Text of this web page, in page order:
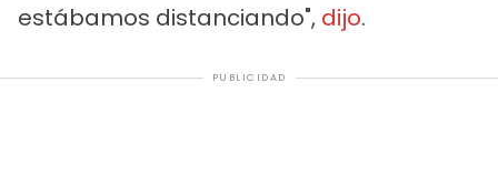
estábamos distanciando", dijo.
PUBLICIDAD